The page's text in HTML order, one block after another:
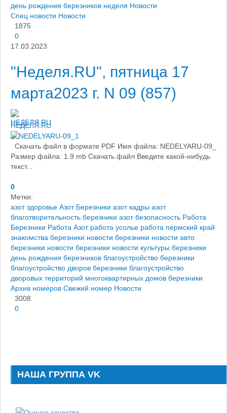
день рождения березников неделя Новости
Спец новости Новости
1875
0
17.03.2023
"Неделя.RU", пятница 17
марта2023 г. N 09 (857)
НЕДЕЛЯ.RU
Скачать файл в формате PDF Имя файла: NEDELYARU-09_
Размер файла: 1.9 mb Скачать файл Введите какой-нибудь
текст...
0
Метки:
азот здоровье Азот Березники азот кадры азот
благотворительность березники азот безопасность Работа
Березники Работа Азот работа усолье работа пермский край
знакомства березники новости березники новости авто
березники новости березники новости культуры березники
день рождения березников благоустройство березники
благоустройство дворов березники благоустройство
дворовых территорий многоквартирных домов березники
Архив номеров Свежий номер Новости
3008
0
НАША ГРУППА VK